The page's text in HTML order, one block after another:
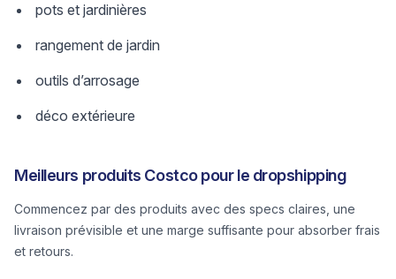
pots et jardinières
rangement de jardin
outils d’arrosage
déco extérieure
Meilleurs produits Costco pour le dropshipping
Commencez par des produits avec des specs claires, une
livraison prévisible et une marge suffisante pour absorber frais
et retours.